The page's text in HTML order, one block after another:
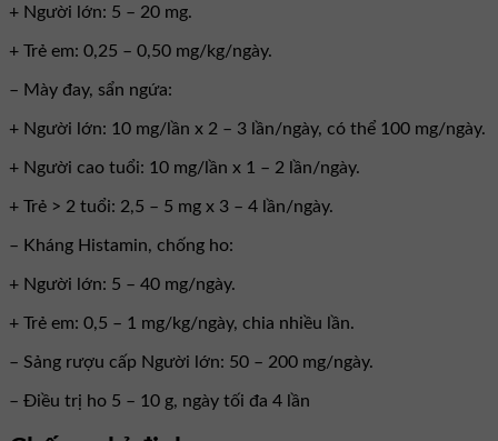
+ Người lớn: 5 – 20 mg.
+ Trẻ em: 0,25 – 0,50 mg/kg/ngày.
– Mày đay, sẩn ngứa:
+ Người lớn: 10 mg/lần x 2 – 3 lần/ngày, có thể 100 mg/ngày.
+ Người cao tuổi: 10 mg/lần x 1 – 2 lần/ngày.
+ Trẻ > 2 tuổi: 2,5 – 5 mg x 3 – 4 lần/ngày.
– Kháng Histamin, chống ho:
+ Người lớn: 5 – 40 mg/ngày.
+ Trẻ em: 0,5 – 1 mg/kg/ngày, chia nhiều lần.
– Sảng rượu cấp Người lớn: 50 – 200 mg/ngày.
– Điều trị ho 5 – 10 g, ngày tối đa 4 lần